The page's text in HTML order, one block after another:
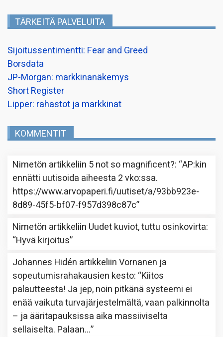
TÄRKEITÄ PALVELUITA
Sijoitussentimentti: Fear and Greed
Borsdata
JP-Morgan: markkinanäkemys
Short Register
Lipper: rahastot ja markkinat
KOMMENTIT
Nimetön artikkeliin 5 not so magnificent?: “AP:kin
ennätti uutisoida aiheesta 2 vko:ssa.
https://www.arvopaperi.fi/uutiset/a/93bb923e-
8d89-45f5-bf07-f957d398c87c”
Nimetön artikkeliin Uudet kuviot, tuttu osinkovirta:
“Hyvä kirjoitus”
Johannes Hidén artikkeliinVornanen ja
sopeutumisrahakausien kesto: “Kiitos
palautteesta! Ja jep, noin pitkänä systeemi ei
enää vaikuta turvajärjestelmältä, vaan palkinnolta
– ja ääritapauksissa aika massiiviselta
sellaiselta. Palaan…”